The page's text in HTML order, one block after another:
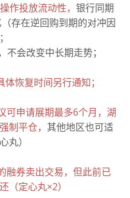
作投放流动性， 银行同期
存在逆回购到期的对冲因
会改变中长期走势；
恢复时间另行通知；
可申请展期最多6个月，湖
制平仓， 其他地区也可适
丸）
融券卖出交易，但此前已
（定心丸×2）